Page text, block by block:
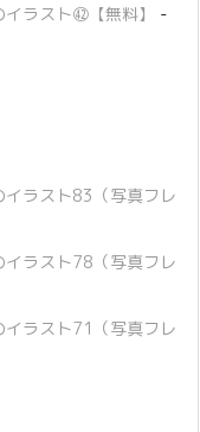
ラスト㊷【無料】
-
イラスト83（写真フレ
イラスト78（写真フレ
イラスト71（写真フレ